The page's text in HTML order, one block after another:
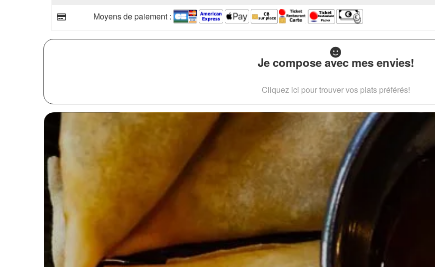
Moyens de paiement :
Je compose avec mes envies!
Cliquez ici pour trouver vos plats préférés!